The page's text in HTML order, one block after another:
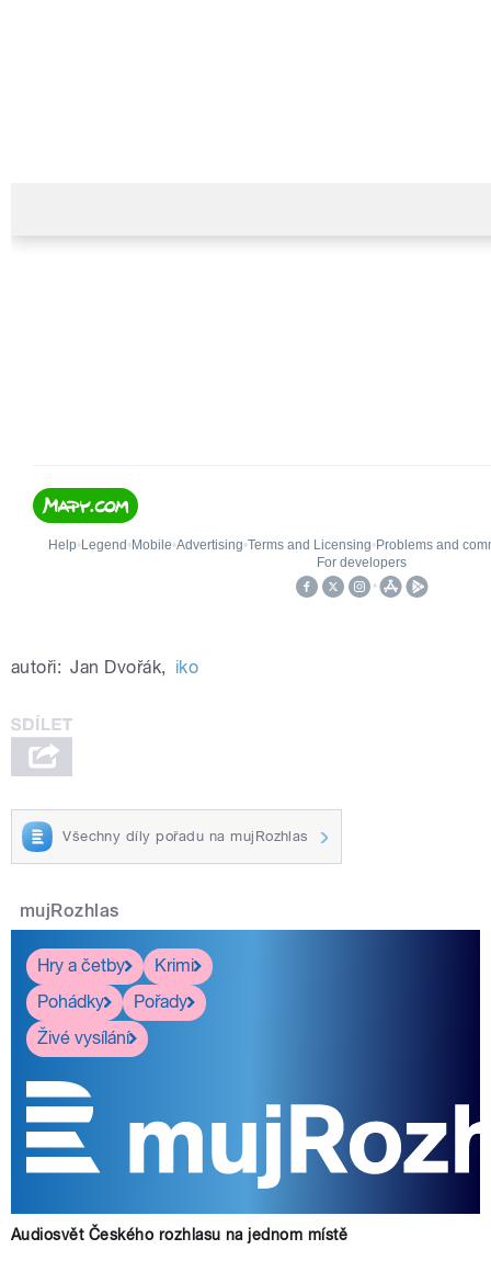
autoři: Jan Dvořák, iko
Všechny díly pořadu na mujRozhlas
mujRozhlas
Hry a četby
Krimi
Pohádky
Pořady
Živé vysílání
Audiosvět Českého rozhlasu na jednom místě